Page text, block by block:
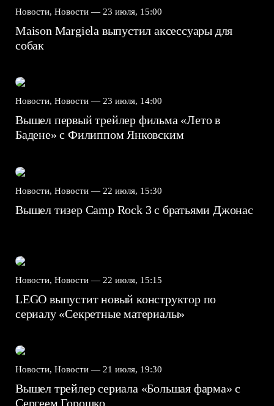
Новости, Новости — 23 июля, 15:00
Maison Margiela выпустил аксессуары для
собак
Новости, Новости — 23 июля, 14:00
Вышел первый трейлер фильма «Лето в
Бадене» с Филиппом Янковским
Новости, Новости — 22 июля, 15:30
Вышел тизер Camp Rock 3 с братьями Джонас
Новости, Новости — 22 июля, 15:15
LEGO выпустит новый конструктор по
сериалу «Секретные материалы»
Новости, Новости — 21 июля, 19:30
Вышел трейлер сериала «Большая фарма» с
Сергеем Горошко